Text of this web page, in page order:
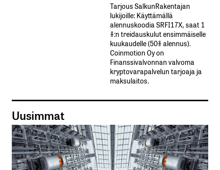
Tarjous SalkunRakentajan
lukijoille: Käyttämällä​ ​
alennuskoodia​ ​SRFI17X,​ ​saat​ ​1
%:n treidauskulut​ ​ensimmäiselle​ ​
kuukaudelle​ ​(50%​ ​alennus).
Coinmotion Oy on
Finanssivalvonnan valvoma
kryptovarapalvelun tarjoaja ja
maksulaitos.
Uusimmat